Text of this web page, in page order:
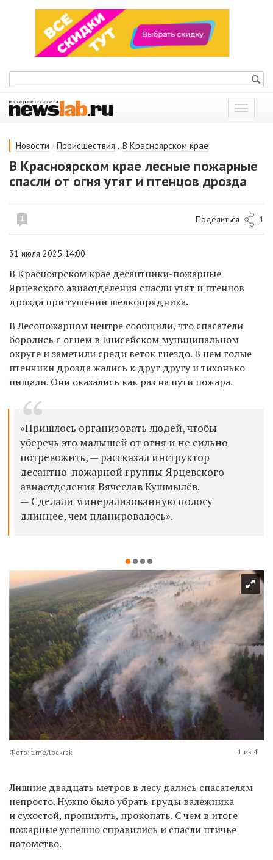
Показать
меню
Новости / Происшествия , В Красноярском крае
В Красноярском крае лесные пожарные
спасли от огня утят и птенцов дрозда
1 Поделиться 1
31 июля 2025 14:00
В Красноярском крае десантники-пожарные
Ярцевского авиаотделения спасли утят и птенцов
дрозда при тушении шелкопрядника.
В Лесопожарном центре сообщили, что спасатели
боролись с огнем в Енисейском муниципальном
округе и заметили среди веток гнездо. В нем голые
птенчики дрозда жались к друг другу и тихонько
пищали. Они оказались как раз на пути пожара.
«Пришлось организовать людей, чтобы
уберечь это малышей от огня и не сильно
потревожить, — рассказал инструктор
десантно-пожарной группы Ярцевского
авиаотделения Вячеслав Кушмылёв.
— Сделали минерализованную полосу
длиннее, чем планировалось».
Фото: t.me/lpckrsk 1 из 4
Лишние двадцать метров в лесу дались спасателям
непросто. Нужно было убрать груды валежника
и сухостой, пропилить, прокопать. С чем в итоге
пожарные успешно справились и спасли птичье
потомство.